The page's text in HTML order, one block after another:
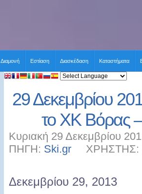
Διαμονή Εστίαση Διασκέδαση Καταστήματα
29 Δεκεμβρίου
το ΧΚ Βόρας
Κυριακή 29 Δεκεμβρίου
ΠΗΓΗ: Ski.gr ΧΡΗΣΤΗΣ:
Δεκεμβρίου 29, 2013